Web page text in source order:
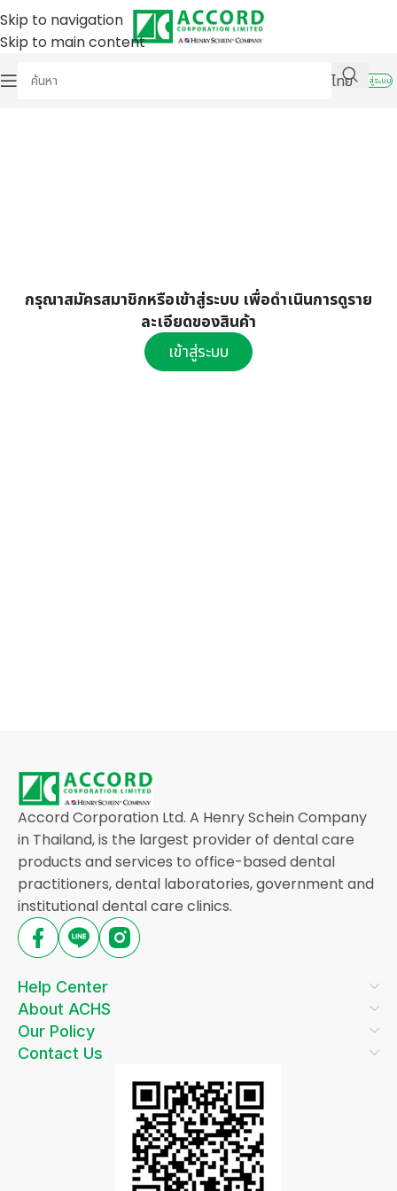
Skip to navigation
Skip to main content
ไทย
เข้าสู่ระบบ
กรุณาสมัครสมาชิกหรือเข้าสู่ระบบ เพื่อดำเนินการดูราย
ละเอียดของสินค้า
เข้าสู่ระบบ
Accord Corporation Ltd. A Henry Schein Company
in Thailand, is the largest provider of dental care
products and services to office-based dental
practitioners, dental laboratories, government and
institutional dental care clinics.
Help Center
About ACHS
Our Policy
Contact Us